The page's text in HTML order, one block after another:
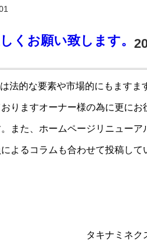
くお願い致します。
法的な要素や市場的にもますま
りますオーナー様の為に更に
また、ホームページリニュー
よるコラムも合わせて投稿して
タキナミネ